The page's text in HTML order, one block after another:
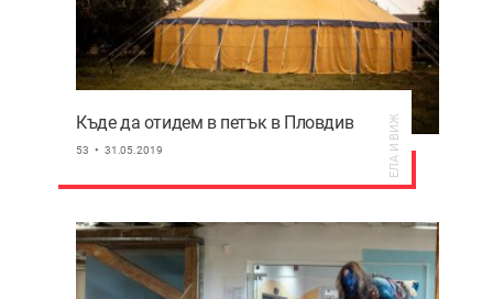
Къде да отидем в петък в Пловдив
53 31.05.2019 ЕЛА И ВИЖ